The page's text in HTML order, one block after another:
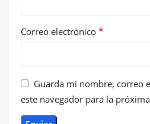
Correo electrónico *
Guarda mi nombre, correo
este navegador para la